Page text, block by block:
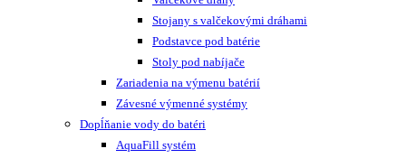
Stojany s valčekovými dráhami
Podstavce pod batérie
Stoly pod nabíjače
Zariadenia na výmenu batérií
Závesné výmenné systémy
Dopĺňanie vody do batéri
AquaFill systém